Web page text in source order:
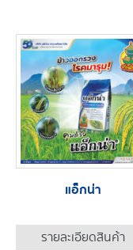
แอ็กน่า
รายละเอียดสินค้า